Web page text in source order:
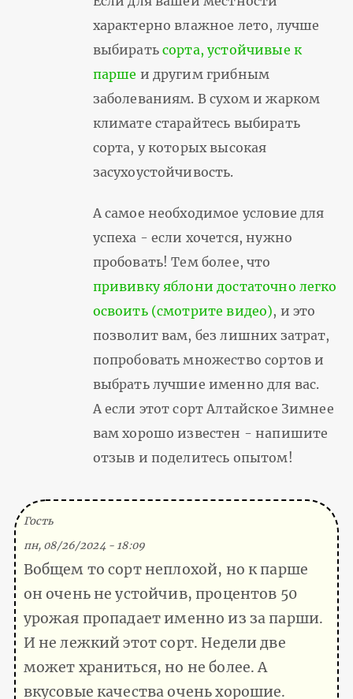
характерно влажное лето, лучше
выбиратьсорта, устойчивые к
парше и другим грибным
заболеваниям. В сухом и жарком
климате старайтесь выбирать
сорта, у которых высокая
засухоустойчивость.
А самое необходимое условие для
успеха - если хочется, нужно
пробовать! Тем более, что
прививку яблони достаточно легко
освоить (смотрите видео), и это
позволит вам, без лишних затрат,
попробовать множество сортов и
выбрать лучшие именно для вас.
А если этот сорт Алтайское Зимнее
вам хорошо известен - напишите
отзыв и поделитесь опытом!
Гость
пн, 08/26/2024 - 18:09
Вобщем то сорт неплохой, но к парше
он очень не устойчив, процентов 50
урожая пропадает именно из за парши.
И не лежкий этот сорт. Недели две
может храниться, но не более. А
вкусовые качества очень хорошие.